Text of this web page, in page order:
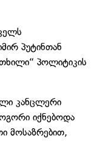
პუტინთან
პოლიტიკის
კანცლერი
იქნებოდა
მოსაზრებით,